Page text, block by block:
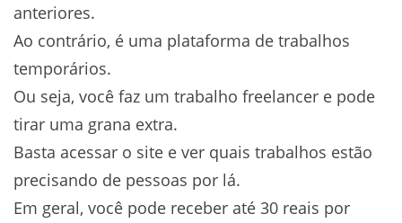
anteriores.
Ao contrário, é uma plataforma de trabalhos
temporários.
Ou seja, você faz um trabalho freelancer e pode
tirar uma grana extra.
Basta acessar o site e ver quais trabalhos estão
precisando de pessoas por lá.
Em geral, você pode receber até 30 reais por